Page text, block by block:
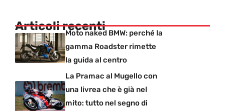
Articoli recentiMoto naked BMW: perché la
gamma Roadster rimette
la guida al centro
La Pramac al Mugello con
una livrea che è già nel
mito: tutto nel segno di